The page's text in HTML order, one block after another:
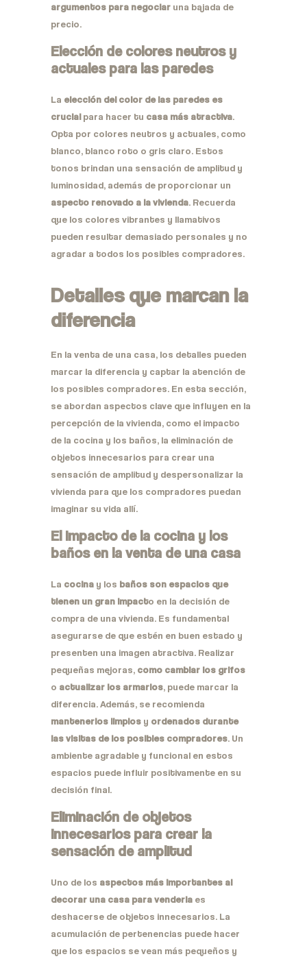
argumentos para negociar una bajada de
precio.
Elección de colores neutros y
actuales para las paredes
La elección del color de las paredes es
crucialpara hacer tu casa más atractiva.
Opta por colores neutros y actuales, como
blanco, blanco roto o gris claro. Estos
tonos brindan una sensación de amplitud y
luminosidad, además de proporcionar un
aspecto renovado a la vivienda. Recuerda
que los colores vibrantes y llamativos
pueden resultar demasiado personales y no
agradar a todos los posibles compradores.
Detalles que marcan la
diferencia
En la venta de una casa, los detalles pueden
marcar la diferencia y captar la atención de
los posibles compradores. En esta sección,
se abordan aspectos clave que influyen en la
percepción de la vivienda, como el impacto
de la cocina y los baños, la eliminación de
objetos innecesarios para crear una
sensación de amplitud y despersonalizar la
vivienda para que los compradores puedan
imaginar su vida allí.
El impacto de la cocina y los
baños en la venta de una casa
La cocina y los baños son espacios que
tienen un gran impacto en la decisión de
compra de una vivienda. Es fundamental
asegurarse de que estén en buen estado y
presenten una imagen atractiva. Realizar
pequeñas mejoras, como cambiar los grifos
o actualizar los armarios, puede marcar la
diferencia. Además, se recomienda
mantenerlos limpios y ordenados durante
las visitas de los posibles compradores. Un
ambiente agradable y funcional en estos
espacios puede influir positivamente en su
decisión final.
Eliminación de objetos
innecesarios para crear la
sensación de amplitud
Uno de los aspectos más importantes al
decorar una casa para venderla es
deshacerse de objetos innecesarios. La
acumulación de pertenencias puede hacer
que los espacios se vean más pequeños y